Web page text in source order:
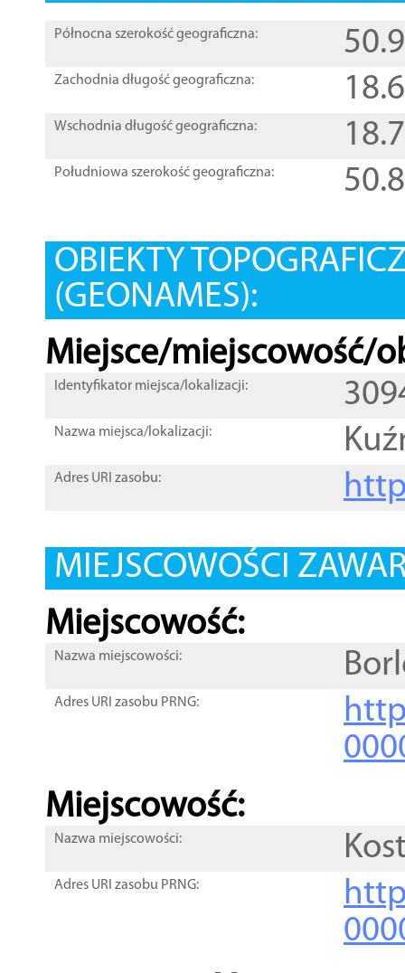
Północna szerokość geograficzna:
Zachodnia długość geograficzna:
Wschodnia długość geograficzna:
Południowa szerokość geograficzna:
OBIEKTY
(GEONAMES):
Miejsce/miejscowość/
Identyfikator miejsca/lokalizacji:
Nazwa miejsca/lokalizacji:
Adres URI zasobu:
MIEJSCOWOŚCI
Miejscowość:
Nazwa miejscowości:
Adres URI zasobu PRNG:
Miejscowość:
Nazwa miejscowości:
Adres URI zasobu PRNG: